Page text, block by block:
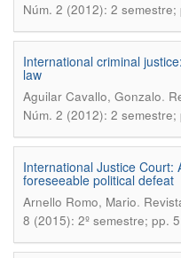
Núm. 2 (2012): 2 semestre;
International criminal
law
Aguilar Cavallo, Gonzalo.
Núm. 2 (2012): 2 semestre;
International Justice Court:
foreseeable political defeat
Arnello Romo, Mario.
8 (2015): 2º semestre; pp.